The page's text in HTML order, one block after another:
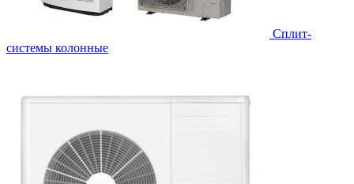
Cплит-
системы колонные